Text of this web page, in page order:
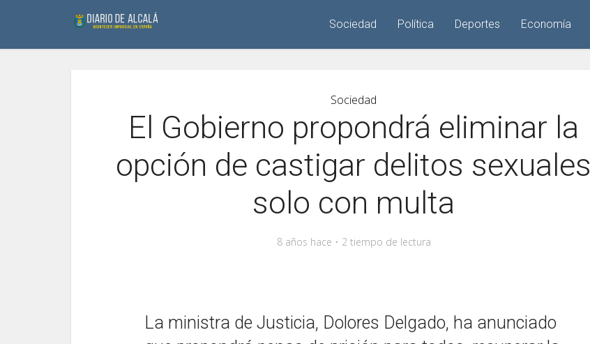
Sociedad Política Deportes Economía
Sociedad
El Gobierno propondrá eliminar la
opción de castigar delitos sexuales
solo con multa
8 años hace 2 tiempo de lectura
La ministra de Justicia, Dolores Delgado, ha anunciado